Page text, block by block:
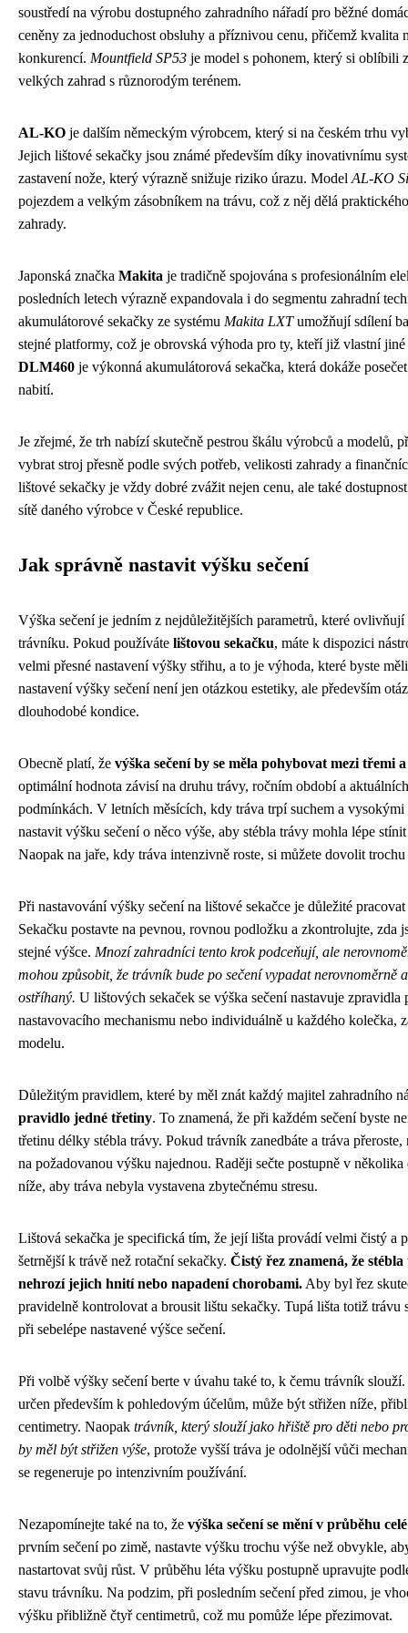
soustředí na výrobu dostupného zahradního nářadí pro běžné
ceněny za jednoduchost obsluhy a příznivou cenu, přičemž kvalita
konkurencí. Mountfield SP53 je model s pohonem, který si oblíbili
velkých zahrad s různorodým terénem.
AL-KO je dalším německým výrobcem, který si na českém trhu
Jejich lištové sekačky jsou známé především díky inovativnímu
zastavení nože, který výrazně snižuje riziko úrazu. Model AL-KO
pojezdem a velkým zásobníkem na trávu, což z něj dělá
zahrady.
Japonská značka Makita je tradičně spojována s profesionálním
posledních letech výrazně expandovala i do segmentu zahradní
akumulátorové sekačky ze systému Makita LXTumožňují sdílení
stejné platformy, což je obrovská výhoda pro ty, kteří již vlastní
DLM460 je výkonná akumulátorová sekačka, která dokáže
nabití.
Je zřejmé, že trh nabízí skutečně pestrou škálu výrobců a modelů,
vybrat stroj přesně podle svých potřeb, velikosti zahrady a
lištové sekačky je vždy dobré zvážit nejen cenu, ale také
sítě daného výrobce v České republice.
Jak správně nastavit výšku sečení
Výška sečení je jedním z nejdůležitějších parametrů, které
trávníku. Pokud používáte lištovou sekačku, máte k dispozici
velmi přesné nastavení výšky střihu, a to je výhoda, které byste
nastavení výšky sečení není jen otázkou estetiky, ale především
dlouhodobé kondice.
Obecně platí, že výška sečení by se měla pohybovat mezi třemi
optimální hodnota závisí na druhu trávy, ročním období a
podmínkách. V letních měsících, kdy tráva trpí suchem a
nastavit výšku sečení o něco výše, aby stébla trávy mohla lépe
Naopak na jaře, kdy tráva intenzivně roste, si můžete dovolit
Při nastavování výšky sečení na lištové sekačce je důležité
Sekačku postavte na pevnou, rovnou podložku a zkontrolujte, zda
stejné výšce. Mnozí zahradníci tento krok podceňují, ale
mohou způsobit, že trávník bude po sečení vypadat nerovnoměrně
ostříhaný. U lištových sekaček se výška sečení nastavuje zpravidla
nastavovacího mechanismu nebo individuálně u každého kolečka,
modelu.
Důležitým pravidlem, které by měl znát každý majitel zahradního
pravidlo jedné třetiny. To znamená, že při každém sečení byste
třetinu délky stébla trávy. Pokud trávník zanedbáte a tráva
na požadovanou výšku najednou. Raději sečte postupně v
níže, aby tráva nebyla vystavena zbytečnému stresu.
Lištová sekačka je specifická tím, že její lišta provádí velmi čistý a
šetrnější k trávě než rotační sekačky. Čistý řez znamená, že
nehrozí jejich hnití nebo napadení chorobami. Aby byl řez
pravidelně kontrolovat a brousit lištu sekačky. Tupá lišta totiž trávu
při sebelépe nastavené výšce sečení.
Při volbě výšky sečení berte v úvahu také to, k čemu trávník
určen především k pohledovým účelům, může být střižen níže,
centimetry. Naopak trávník, který slouží jako hřiště pro děti nebo
by měl být střižen výše, protože vyšší tráva je odolnější vůči
se regeneruje po intenzivním používání.
Nezapomínejte také na to, že výška sečení se mění v průběhu
prvním sečení po zimě, nastavte výšku trochu výše než obvykle,
nastartovat svůj růst. V průběhu léta výšku postupně upravujte
stavu trávníku. Na podzim, při posledním sečení před zimou, je
výšku přibližně čtyř centimetrů, což mu pomůže lépe přezimovat.